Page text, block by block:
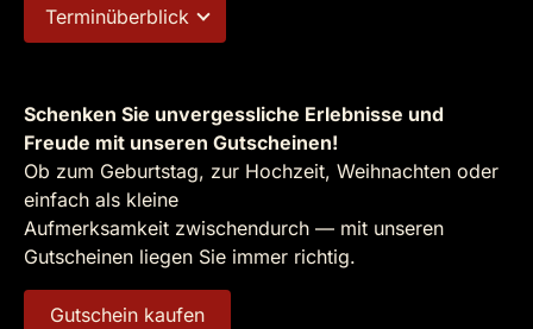
Terminüberblick
Schenken Sie unvergessliche Erlebnisse und
Freude mit unseren Gutscheinen!
Ob zum Geburtstag, zur Hochzeit, Weihnachten oder
einfach als kleine
Aufmerksamkeit zwischendurch — mit unseren
Gutscheinen liegen Sie immer richtig.
Gutschein kaufen